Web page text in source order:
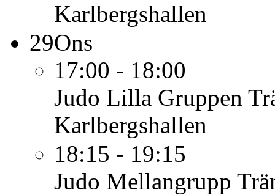
Karlbergshallen
29Ons
17:00 - 18:00
Judo Lilla Gruppen
Karlbergshallen
18:15 - 19:15
Judo Mellangrupp